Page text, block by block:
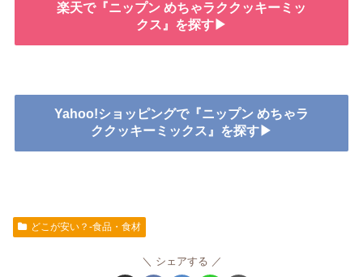
楽天で『ニップン めちゃラククッキーミッ
クス』を探す▶
Yahoo!ショッピングで『ニップン めちゃラ
ククッキーミックス』を探す▶
どこが安い？-食品・食材
シェアする